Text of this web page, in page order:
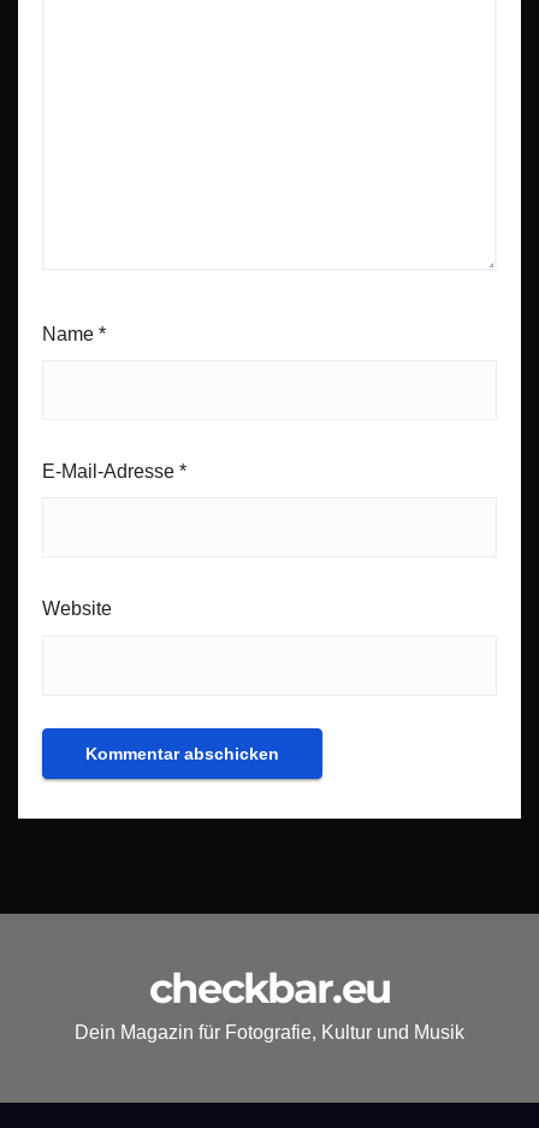
Name *
E-Mail-Adresse *
Website
checkbar.eu
Dein Magazin für Fotografie, Kultur und Musik